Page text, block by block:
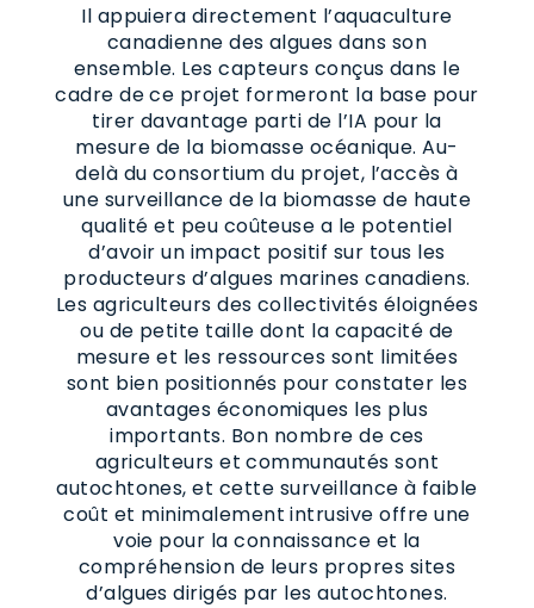
Il appuiera directement l’aquaculture
canadienne des algues dans son
ensemble. Les capteurs conçus dans le
cadre de ce projet formeront la base pour
tirer davantage parti de l’IA pour la
mesure de la biomasse océanique. Au-
delà du consortium du projet, l’accès à
une surveillance de la biomasse de haute
qualité et peu coûteuse a le potentiel
d’avoir un impact positif sur tous les
producteurs d’algues marines canadiens.
Les agriculteurs des collectivités éloignées
ou de petite taille dont la capacité de
mesure et les ressources sont limitées
sont bien positionnés pour constater les
avantages économiques les plus
importants. Bon nombre de ces
agriculteurs et communautés sont
autochtones, et cette surveillance à faible
coût et minimalement intrusive offre une
voie pour la connaissance et la
compréhension de leurs propres sites
d’algues dirigés par les autochtones.